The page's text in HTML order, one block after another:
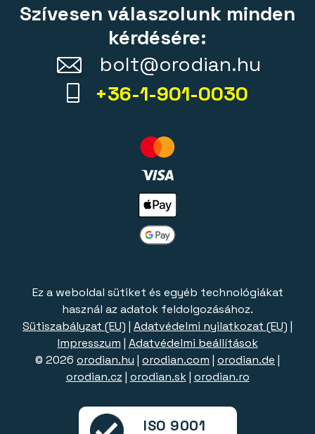
Szívesen válaszolunk minden
kérdésére:
bolt@orodian.hu
+36-1-901-0030
Ez a weboldal sütiket és egyéb technológiákat
használ az adatok feldolgozásához.
Sütiszabályzat (EU) | Adatvédelmi nyilatkozat (EU) |
Impresszum | Adatvédelmi beállítások
© 2026 orodian.hu | orodian.com | orodian.de |
orodian.cz| orodian.sk| orodian.ro
ISO 9001